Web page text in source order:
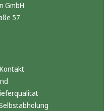
GmbH
57